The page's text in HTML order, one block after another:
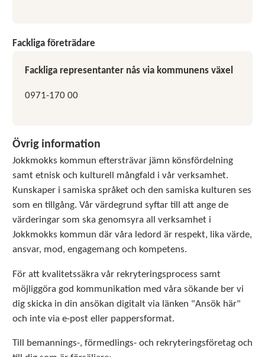
Fackliga företrädare
Fackliga representanter nås via kommunens växel
0971-170 00
Övrig information
Jokkmokks kommun eftersträvar jämn könsfördelning
samt etnisk och kulturell mångfald i vår verksamhet.
Kunskaper i samiska språket och den samiska kulturen ses
som en tillgång. Vår värdegrund syftar till att ange de
värderingar som ska genomsyra all verksamhet i
Jokkmokks kommun där våra ledord är respekt, lika värde,
ansvar, mod, engagemang och kompetens.
För att kvalitetssäkra vår rekryteringsprocess samt
möjliggöra god kommunikation med våra sökande ber vi
dig skicka in din ansökan digitalt via länken "Ansök här"
och inte via e-post eller pappersformat.
Till bemannings-, förmedlings- och rekryteringsföretag och